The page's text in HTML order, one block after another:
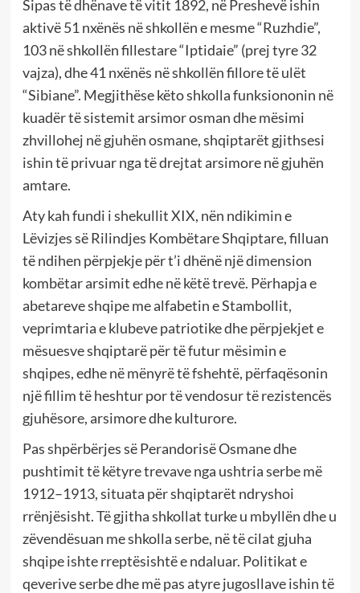
Sipas të dhënave të vitit 1892, në Preshevë ishin
aktivë 51 nxënës në shkollën e mesme “Ruzhdie”,
103 në shkollën fillestare “Iptidaie” (prej tyre 32
vajza), dhe 41 nxënës në shkollën fillore të ulët
“Sibiane”. Megjithëse këto shkolla funksiononin në
kuadër të sistemit arsimor osman dhe mësimi
zhvillohej në gjuhën osmane, shqiptarët gjithsesi
ishin të privuar nga të drejtat arsimore në gjuhën
amtare.
Aty kah fundi i shekullit XIX, nën ndikimin e
Lëvizjes së Rilindjes Kombëtare Shqiptare, filluan
të ndihen përpjekje për t’i dhënë një dimension
kombëtar arsimit edhe në këtë trevë. Përhapja e
abetareve shqipe me alfabetin e Stambollit,
veprimtaria e klubeve patriotike dhe përpjekjet e
mësuesve shqiptarë për të futur mësimin e
shqipes, edhe në mënyrë të fshehtë, përfaqësonin
një fillim të heshtur por të vendosur të rezistencës
gjuhësore, arsimore dhe kulturore.
Pas shpërbërjes së Perandorisë Osmane dhe
pushtimit të këtyre trevave nga ushtria serbe më
1912–1913, situata për shqiptarët ndryshoi
rrënjësisht. Të gjitha shkollat turke u mbyllën dhe u
zëvendësuan me shkolla serbe, në të cilat gjuha
shqipe ishte rreptësishtë e ndaluar. Politikat e
qeverive serbe dhe më pas atyre jugosllave ishin të